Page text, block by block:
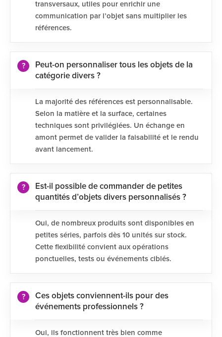
transversaux, utiles pour enrichir une
communication par l’objet sans multiplier les
références.
Peut-on personnaliser tous les objets de la
catégorie divers ?
La majorité des références est personnalisable.
Selon la matière et la surface, certaines
techniques sont privilégiées. Un échange en
amont permet de valider la faisabilité et le rendu
avant lancement.
Est-il possible de commander de petites
quantités d’objets divers personnalisés ?
Oui, de nombreux produits sont disponibles en
petites séries, parfois dès 10 unités sur stock.
Cette flexibilité convient aux opérations
ponctuelles, tests ou événements ciblés.
Ces objets conviennent-ils pour des
événements professionnels ?
Oui, ils fonctionnent très bien comme